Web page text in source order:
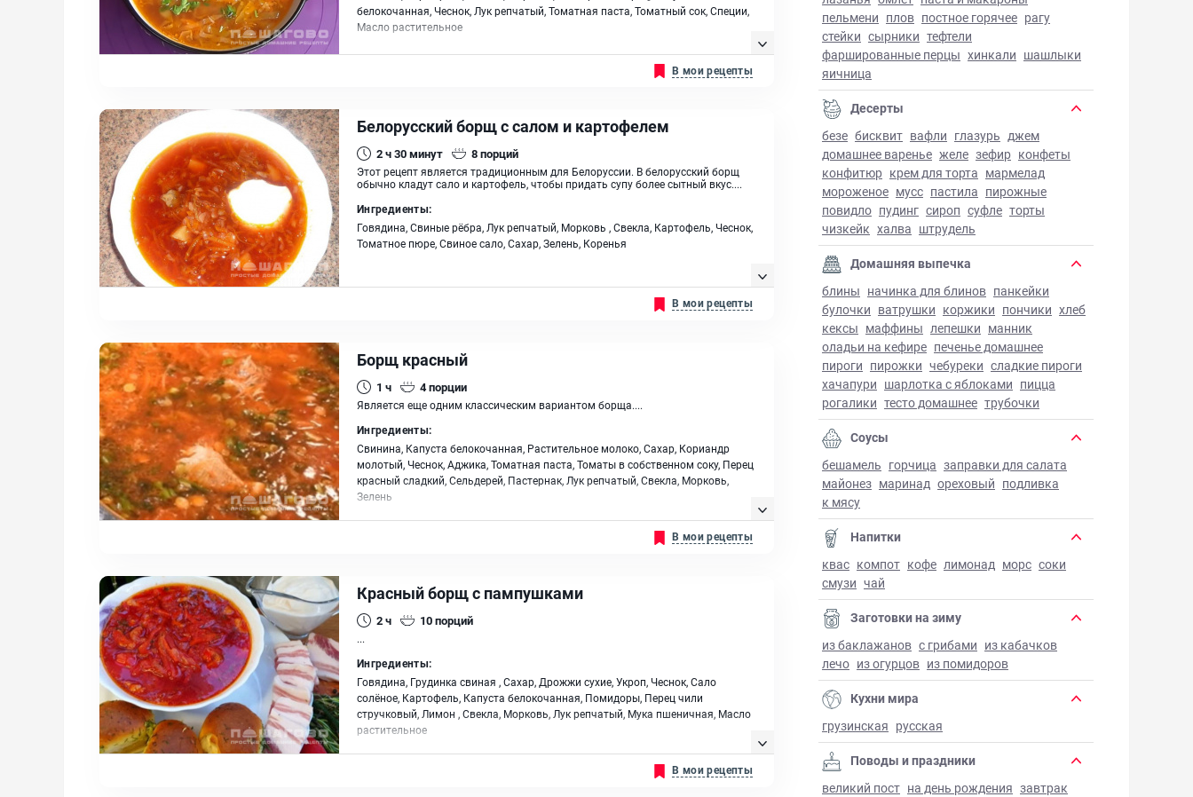
белокочанная, Чеснок, Лук репчатый, Томатная паста, Томатный сок, Специи,
Масло растительное
В мои рецепты
Белорусский борщ с салом и картофелем
2 ч 30минут 8порций
Этот рецепт является традиционным для Белоруссии. В белорусский борщ
обычно кладут сало и картофель, чтобы придать супу более сытный вкус....
Ингредиенты:
Говядина, Свиные рёбра, Лук репчатый, Морковь , Свекла, Картофель, Чеснок,
Томатное пюре, Свиное сало, Сахар, Зелень, Коренья
В мои рецепты
Борщ красный
1 ч 4порции
Является еще одним классическим вариантом борща....
Ингредиенты:
Свинина, Капуста белокочанная, Растительное молоко, Сахар, Кориандр
молотый, Чеснок, Аджика, Томатная паста, Томаты в собственном соку, Перец
красный сладкий, Сельдерей, Пастернак, Лук репчатый, Свекла, Морковь,
Зелень
В мои рецепты
Красный борщ с пампушками
2 ч 10порций
...
Ингредиенты:
Говядина, Грудинка свиная , Сахар, Дрожжи сухие, Укроп, Чеснок, Сало
солёное, Картофель, Капуста белокочанная, Помидоры, Перец чили
стручковый, Лимон , Свекла, Морковь, Лук репчатый, Мука пшеничная, Масло
растительное
В мои рецепты
пельмени плов постное горячее рагу
стейки сырники тефтели
фаршированные перцы хинкали шашлыки
яичница
Десерты
безе бисквит вафли глазурь джем
домашнее варенье желе зефир конфеты
конфитюр крем для торта мармелад
мороженое мусс пастила пирожные
повидло пудинг сироп суфле торты
чизкейк халва штрудель
Домашняя выпечка
блины начинка для блинов панкейки
булочки ватрушки коржики пончики хлеб
кексы маффины лепешки манник
оладьи на кефире печенье домашнее
пироги пирожки чебуреки сладкие пироги
хачапури шарлотка с яблоками пицца
рогалики тесто домашнее трубочки
Соусы
бешамель горчица заправки для салата
майонез маринад ореховый подливка
к мясу
Напитки
квас компот кофе лимонад морс соки
смузи чай
Заготовки на зиму
из баклажанов с грибами из кабачков
лечо из огурцов из помидоров
Кухни мира
грузинская русская
Поводы и праздники
великий пост на день рождения завтрак